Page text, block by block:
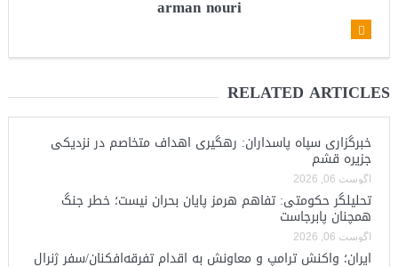
arman nouri
RELATED ARTICLES
خبرگزاری سپاه پاسداران: رهگیری اهداف متخاصم در نزدیکی
جزیره قشم
آگوست 06, 2026
تحلیلگر حکومتی: تفاهم هرمز پایان بحران نیست؛ خطر جنگ
همچنان پابرجاست
آگوست 06, 2026
ایران؛ واکنش ترامپ و معاونش به اقدام تفرقه‌افکنان/سفر ژنرال